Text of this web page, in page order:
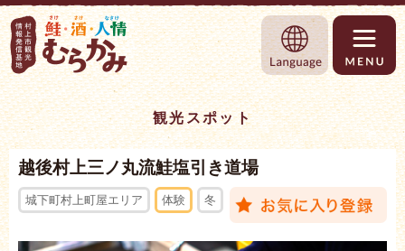
村上市観光情報総合サイト 村上市観光
Language
観光スポット
越後村上三ノ丸流鮭塩引き道場
城下町村上町屋エリア 体験 冬